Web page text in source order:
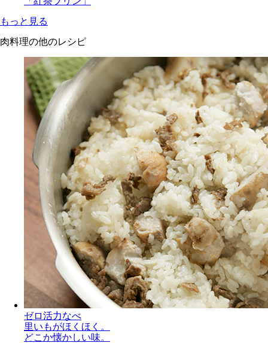
もっと見る
肉料理の他のレシピ
ゼロ活力なべ
里いもがほくほく。
どこか懐かしい味。